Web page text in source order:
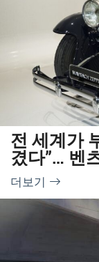
전 세계가
겼다”… 벤
바흐 성지
더보기